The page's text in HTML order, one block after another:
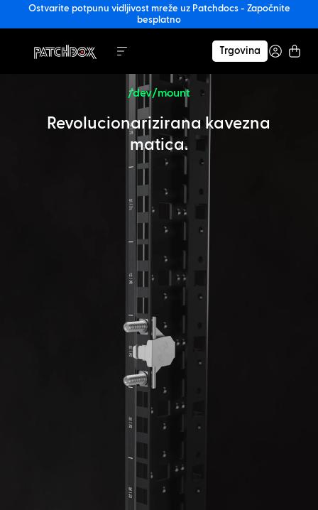
Ostvarite potpunu vidljivost mreže uz Patchdocs - Započnite
besplatno
Trgovina
/dev/mount
Revolucionarizirana kavezna
matica.